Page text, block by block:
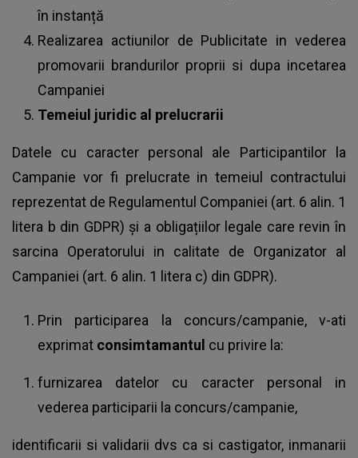
în instanță
Realizarea actiunilor de Publicitate in vederea
promovarii brandurilor proprii si dupa incetarea
Campaniei
Temeiul juridic al prelucrarii
Datele cu caracter personal ale Participantilor la
Campanie vor fi prelucrate in temeiul contractului
reprezentat de Regulamentul Companiei (art. 6 alin. 1
litera b din GDPR) și a obligațiilor legale care revin în
sarcina Operatorului in calitate de Organizator al
Campaniei (art. 6 alin. 1 litera c) din GDPR).
Prin participarea la concurs/campanie, v-ati
exprimat consimtamantul cu privire la:
furnizarea datelor cu caracter personal in
vederea participarii la concurs/campanie,
identificarii si validarii dvs ca si castigator, inmanarii